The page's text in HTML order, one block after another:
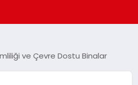
ve Çevre Dostu Binalar